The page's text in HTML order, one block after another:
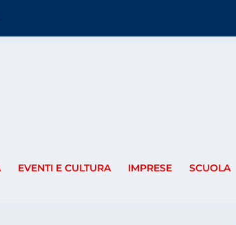
EVENTI E CULTURA IMPRESE SCUOLA